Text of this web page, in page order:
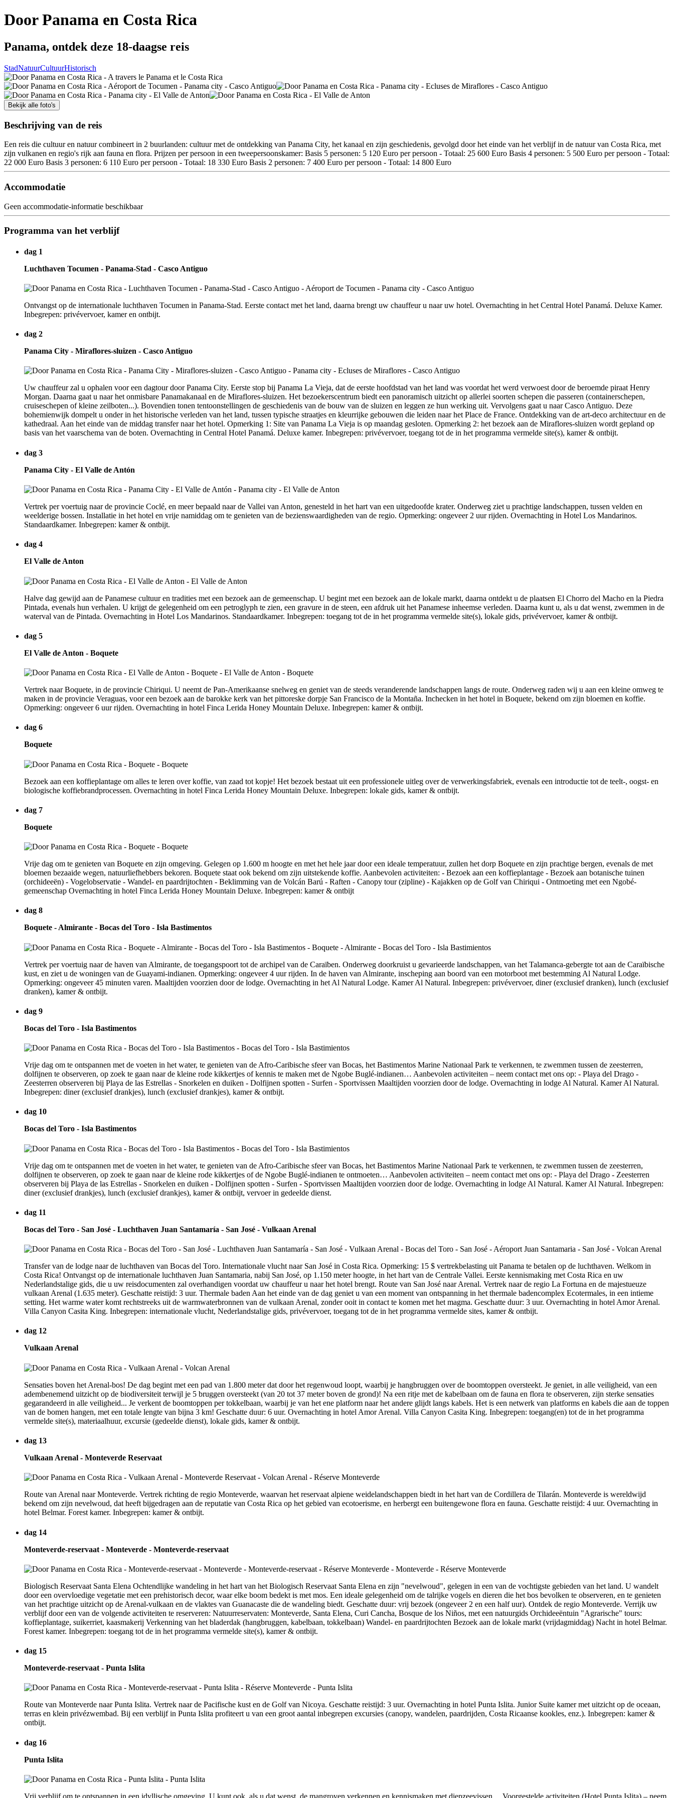
Door Panama en Costa Rica
Panama, ontdek deze 18-daagse reis
StadNatuurCultuurHistorisch
Bekijk alle foto's
Beschrijving van de reis
Een reis die cultuur en natuur combineert in 2 buurlanden: cultuur met de ontdekking van Panama City, het kanaal en zijn geschiedenis, gevolgd door het einde van het verblijf in de natuur van Costa Rica, met
zijn vulkanen en regio's rijk aan fauna en flora. Prijzen per persoon in een tweepersoonskamer: Basis 5 personen: 5 120 Euro per persoon - Totaal: 25 600 Euro Basis 4 personen: 5 500 Euro per persoon - Totaal:
22 000 Euro Basis 3 personen: 6 110 Euro per persoon - Totaal: 18 330 Euro Basis 2 personen: 7 400 Euro per persoon - Totaal: 14 800 Euro
Accommodatie
Geen accommodatie-informatie beschikbaar
Programma van het verblijf
dag 1
Luchthaven Tocumen - Panama-Stad - Casco Antiguo
Ontvangst op de internationale luchthaven Tocumen in Panama-Stad. Eerste contact met het land, daarna brengt uw chauffeur u naar uw hotel. Overnachting in het Central Hotel Panamá. Deluxe Kamer.
Inbegrepen: privévervoer, kamer en ontbijt.
dag 2
Panama City - Miraflores-sluizen - Casco Antiguo
Uw chauffeur zal u ophalen voor een dagtour door Panama City. Eerste stop bij Panama La Vieja, dat de eerste hoofdstad van het land was voordat het werd verwoest door de beroemde piraat Henry
Morgan. Daarna gaat u naar het onmisbare Panamakanaal en de Miraflores-sluizen. Het bezoekerscentrum biedt een panoramisch uitzicht op allerlei soorten schepen die passeren (containerschepen,
cruiseschepen of kleine zeilboten...). Bovendien tonen tentoonstellingen de geschiedenis van de bouw van de sluizen en leggen ze hun werking uit. Vervolgens gaat u naar Casco Antiguo. Deze
bohemienwijk dompelt u onder in het historische verleden van het land, tussen typische straatjes en kleurrijke gebouwen die leiden naar het Place de France. Ontdekking van de art-deco architectuur en de
kathedraal. Aan het einde van de middag transfer naar het hotel. Opmerking 1: Site van Panama La Vieja is op maandag gesloten. Opmerking 2: het bezoek aan de Miraflores-sluizen wordt gepland op
basis van het vaarschema van de boten. Overnachting in Central Hotel Panamá. Deluxe kamer. Inbegrepen: privévervoer, toegang tot de in het programma vermelde site(s), kamer & ontbijt.
dag 3
Panama City - El Valle de Antón
Vertrek per voertuig naar de provincie Coclé, en meer bepaald naar de Vallei van Anton, genesteld in het hart van een uitgedoofde krater. Onderweg ziet u prachtige landschappen, tussen velden en
weelderige bossen. Installatie in het hotel en vrije namiddag om te genieten van de bezienswaardigheden van de regio. Opmerking: ongeveer 2 uur rijden. Overnachting in Hotel Los Mandarinos.
Standaardkamer. Inbegrepen: kamer & ontbijt.
dag 4
El Valle de Anton
Halve dag gewijd aan de Panamese cultuur en tradities met een bezoek aan de gemeenschap. U begint met een bezoek aan de lokale markt, daarna ontdekt u de plaatsen El Chorro del Macho en la Piedra
Pintada, evenals hun verhalen. U krijgt de gelegenheid om een petroglyph te zien, een gravure in de steen, een afdruk uit het Panamese inheemse verleden. Daarna kunt u, als u dat wenst, zwemmen in de
waterval van de Pintada. Overnachting in Hotel Los Mandarinos. Standaardkamer. Inbegrepen: toegang tot de in het programma vermelde site(s), lokale gids, privévervoer, kamer & ontbijt.
dag 5
El Valle de Anton - Boquete
Vertrek naar Boquete, in de provincie Chiriqui. U neemt de Pan-Amerikaanse snelweg en geniet van de steeds veranderende landschappen langs de route. Onderweg raden wij u aan een kleine omweg te
maken in de provincie Veraguas, voor een bezoek aan de barokke kerk van het pittoreske dorpje San Francisco de la Montaña. Inchecken in het hotel in Boquete, bekend om zijn bloemen en koffie.
Opmerking: ongeveer 6 uur rijden. Overnachting in hotel Finca Lerida Honey Mountain Deluxe. Inbegrepen: kamer & ontbijt.
dag 6
Boquete
Bezoek aan een koffieplantage om alles te leren over koffie, van zaad tot kopje! Het bezoek bestaat uit een professionele uitleg over de verwerkingsfabriek, evenals een introductie tot de teelt-, oogst- en
biologische koffiebrandprocessen. Overnachting in hotel Finca Lerida Honey Mountain Deluxe. Inbegrepen: lokale gids, kamer & ontbijt.
dag 7
Boquete
Vrije dag om te genieten van Boquete en zijn omgeving. Gelegen op 1.600 m hoogte en met het hele jaar door een ideale temperatuur, zullen het dorp Boquete en zijn prachtige bergen, evenals de met
bloemen bezaaide wegen, natuurliefhebbers bekoren. Boquete staat ook bekend om zijn uitstekende koffie. Aanbevolen activiteiten: - Bezoek aan een koffieplantage - Bezoek aan botanische tuinen
(orchideeën) - Vogelobservatie - Wandel- en paardrijtochten - Beklimming van de Volcán Barú - Raften - Canopy tour (zipline) - Kajakken op de Golf van Chiriqui - Ontmoeting met een Ngobé-
gemeenschap Overnachting in hotel Finca Lerida Honey Mountain Deluxe. Inbegrepen: kamer & ontbijt
dag 8
Boquete - Almirante - Bocas del Toro - Isla Bastimentos
Vertrek per voertuig naar de haven van Almirante, de toegangspoort tot de archipel van de Caraïben. Onderweg doorkruist u gevarieerde landschappen, van het Talamanca-gebergte tot aan de Caraïbische
kust, en ziet u de woningen van de Guayami-indianen. Opmerking: ongeveer 4 uur rijden. In de haven van Almirante, inscheping aan boord van een motorboot met bestemming Al Natural Lodge.
Opmerking: ongeveer 45 minuten varen. Maaltijden voorzien door de lodge. Overnachting in het Al Natural Lodge. Kamer Al Natural. Inbegrepen: privévervoer, diner (exclusief dranken), lunch (exclusief
dranken), kamer & ontbijt.
dag 9
Bocas del Toro - Isla Bastimentos
Vrije dag om te ontspannen met de voeten in het water, te genieten van de Afro-Caribische sfeer van Bocas, het Bastimentos Marine Nationaal Park te verkennen, te zwemmen tussen de zeesterren,
dolfijnen te observeren, op zoek te gaan naar de kleine rode kikkertjes of kennis te maken met de Ngobe Buglé-indianen… Aanbevolen activiteiten – neem contact met ons op: - Playa del Drago -
Zeesterren observeren bij Playa de las Estrellas - Snorkelen en duiken - Dolfijnen spotten - Surfen - Sportvissen Maaltijden voorzien door de lodge. Overnachting in lodge Al Natural. Kamer Al Natural.
Inbegrepen: diner (exclusief drankjes), lunch (exclusief drankjes), kamer & ontbijt.
dag 10
Bocas del Toro - Isla Bastimentos
Vrije dag om te ontspannen met de voeten in het water, te genieten van de Afro-Caribische sfeer van Bocas, het Bastimentos Marine Nationaal Park te verkennen, te zwemmen tussen de zeesterren,
dolfijnen te observeren, op zoek te gaan naar de kleine rode kikkertjes of de Ngobe Buglé-indianen te ontmoeten… Aanbevolen activiteiten – neem contact met ons op: - Playa del Drago - Zeesterren
observeren bij Playa de las Estrellas - Snorkelen en duiken - Dolfijnen spotten - Surfen - Sportvissen Maaltijden voorzien door de lodge. Overnachting in lodge Al Natural. Kamer Al Natural. Inbegrepen:
diner (exclusief drankjes), lunch (exclusief drankjes), kamer & ontbijt, vervoer in gedeelde dienst.
dag 11
Bocas del Toro - San José - Luchthaven Juan Santamaría - San José - Vulkaan Arenal
Transfer van de lodge naar de luchthaven van Bocas del Toro. Internationale vlucht naar San José in Costa Rica. Opmerking: 15 $ vertrekbelasting uit Panama te betalen op de luchthaven. Welkom in
Costa Rica! Ontvangst op de internationale luchthaven Juan Santamaria, nabij San José, op 1.150 meter hoogte, in het hart van de Centrale Vallei. Eerste kennismaking met Costa Rica en uw
Nederlandstalige gids, die u uw reisdocumenten zal overhandigen voordat uw chauffeur u naar het hotel brengt. Route van San José naar Arenal. Vertrek naar de regio La Fortuna en de majestueuze
vulkaan Arenal (1.635 meter). Geschatte reistijd: 3 uur. Thermale baden Aan het einde van de dag geniet u van een moment van ontspanning in het thermale badencomplex Ecotermales, in een intieme
setting. Het warme water komt rechtstreeks uit de warmwaterbronnen van de vulkaan Arenal, zonder ooit in contact te komen met het magma. Geschatte duur: 3 uur. Overnachting in hotel Amor Arenal.
Villa Canyon Casita King. Inbegrepen: internationale vlucht, Nederlandstalige gids, privévervoer, toegang tot de in het programma vermelde sites, kamer & ontbijt.
dag 12
Vulkaan Arenal
Sensaties boven het Arenal-bos! De dag begint met een pad van 1.800 meter dat door het regenwoud loopt, waarbij je hangbruggen over de boomtoppen oversteekt. Je geniet, in alle veiligheid, van een
adembenemend uitzicht op de biodiversiteit terwijl je 5 bruggen oversteekt (van 20 tot 37 meter boven de grond)! Na een ritje met de kabelbaan om de fauna en flora te observeren, zijn sterke sensaties
gegarandeerd in alle veiligheid... Je verkent de boomtoppen per tokkelbaan, waarbij je van het ene platform naar het andere glijdt langs kabels. Het is een netwerk van platforms en kabels die aan de toppen
van de bomen hangen, met een totale lengte van bijna 3 km! Geschatte duur: 6 uur. Overnachting in hotel Amor Arenal. Villa Canyon Casita King. Inbegrepen: toegang(en) tot de in het programma
vermelde site(s), materiaalhuur, excursie (gedeelde dienst), lokale gids, kamer & ontbijt.
dag 13
Vulkaan Arenal - Monteverde Reservaat
Route van Arenal naar Monteverde. Vertrek richting de regio Monteverde, waarvan het reservaat alpiene weidelandschappen biedt in het hart van de Cordillera de Tilarán. Monteverde is wereldwijd
bekend om zijn nevelwoud, dat heeft bijgedragen aan de reputatie van Costa Rica op het gebied van ecotoerisme, en herbergt een buitengewone flora en fauna. Geschatte reistijd: 4 uur. Overnachting in
hotel Belmar. Forest kamer. Inbegrepen: kamer & ontbijt.
dag 14
Monteverde-reservaat - Monteverde - Monteverde-reservaat
Biologisch Reservaat Santa Elena Ochtendlijke wandeling in het hart van het Biologisch Reservaat Santa Elena en zijn "nevelwoud", gelegen in een van de vochtigste gebieden van het land. U wandelt
door een overvloedige vegetatie met een prehistorisch decor, waar elke boom bedekt is met mos. Een ideale gelegenheid om de talrijke vogels en dieren die het bos bevolken te observeren, en te genieten
van het prachtige uitzicht op de Arenal-vulkaan en de vlaktes van Guanacaste die de wandeling biedt. Geschatte duur: vrij bezoek (ongeveer 2 en een half uur). Ontdek de regio Monteverde. Verrijk uw
verblijf door een van de volgende activiteiten te reserveren: Natuurreservaten: Monteverde, Santa Elena, Curi Cancha, Bosque de los Niños, met een natuurgids Orchideeëntuin "Agrarische" tours:
koffieplantage, suikerriet, kaasmakerij Verkenning van het bladerdak (hangbruggen, kabelbaan, tokkelbaan) Wandel- en paardrijtochten Bezoek aan de lokale markt (vrijdagmiddag) Nacht in hotel Belmar.
Forest kamer. Inbegrepen: toegang tot de in het programma vermelde site(s), kamer & ontbijt.
dag 15
Monteverde-reservaat - Punta Islita
Route van Monteverde naar Punta Islita. Vertrek naar de Pacifische kust en de Golf van Nicoya. Geschatte reistijd: 3 uur. Overnachting in hotel Punta Islita. Junior Suite kamer met uitzicht op de oceaan,
terras en klein privézwembad. Bij een verblijf in Punta Islita profiteert u van een groot aantal inbegrepen excursies (canopy, wandelen, paardrijden, Costa Ricaanse kookles, enz.). Inbegrepen: kamer &
ontbijt.
dag 16
Punta Islita
Vrij verblijf om te ontspannen in een idyllische omgeving. U kunt ook, als u dat wenst, de mangroven verkennen en kennismaken met diepzeevissen… Voorgestelde activiteiten (Hotel Punta Islita) – neem